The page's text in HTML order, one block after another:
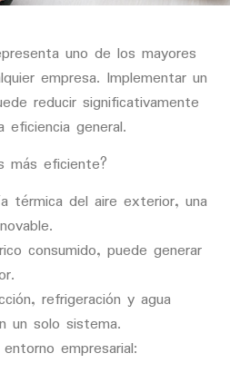
uno de los mayores
empresa. Implementar un
reducir significativamente
general.
más eficiente?
térmica del aire exterior, una
consumido, puede generar
refrigeración y agua
un solo sistema.
empresarial: